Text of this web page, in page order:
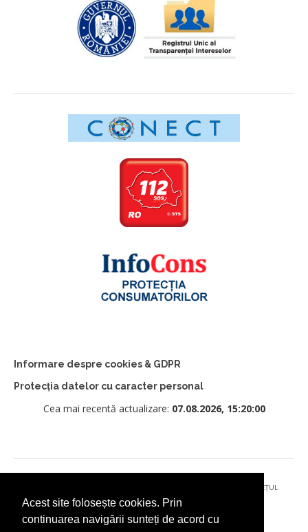
Acest site folosește cookies. Prin
continuarea navigării sunteți de acord cu
Informare despre cookies & GDPR
Protecția datelor cu caracter personal
Cea mai recentă actualizare: 07.08.2026, 15:20:00
© 2026 - PRIMĂRIA MUNICIPIULUI CÂMPULUNG MOLDOVENESC, JUDEȚUL
SUCEAVA